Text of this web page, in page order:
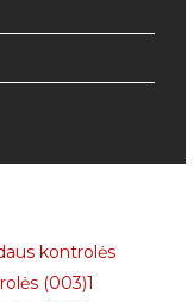
kontrolės
(003)1